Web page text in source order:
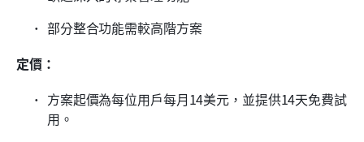
部分整合功能需較高階方案
定價：
方案起價為每位用戶每月14美元，並提供14天免費試
用。